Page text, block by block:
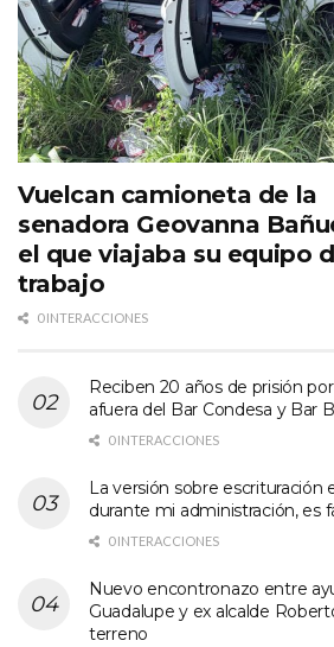
Vuelcan camioneta de la
senadora Geovanna
el que viajaba su equipo
trabajo
0 INTERACCIONES
Reciben 20 años de prisión
afuera del Bar Condesa y Bar
0 INTERACCIONES
La versión sobre escrituración
durante mi administración, es
0 INTERACCIONES
Nuevo encontronazo entre
Guadalupe y ex alcalde
terreno